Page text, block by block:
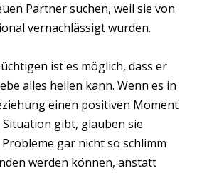
Partner suchen, weil sie von
vernachlässigt wurden.
ist es möglich, dass er
alles heilen kann. Wenn es in
einen positiven Moment
gibt, glauben sie
gar nicht so schlimm
werden können, anstatt